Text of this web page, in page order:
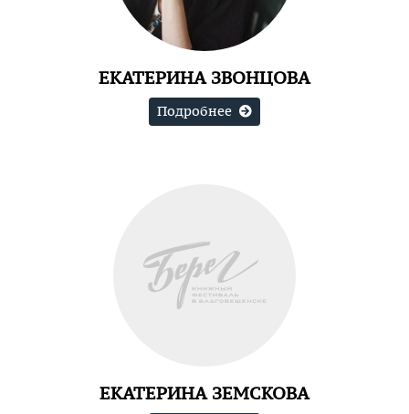
ЕКАТЕРИНА ЗВОНЦОВА
Подробнее
ЕКАТЕРИНА ЗЕМСКОВА